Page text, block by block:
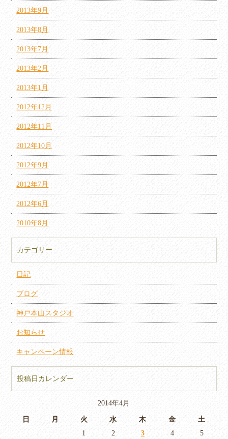
2013年9月
2013年8月
2013年7月
2013年2月
2013年1月
2012年12月
2012年11月
2012年10月
2012年9月
2012年7月
2012年6月
2010年8月
カテゴリー
日記
ブログ
神戸本山スタジオ
お知らせ
キャンペーン情報
投稿日カレンダー
2014年4月
日 月 火 水 木 金
土
1
2 3 4 5